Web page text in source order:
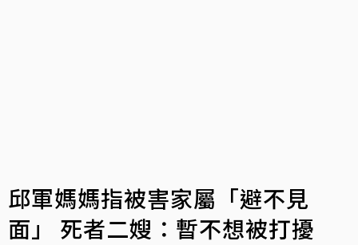
邱軍媽媽指被害家屬「避不見
面」 死者二嫂：暫不想被打擾